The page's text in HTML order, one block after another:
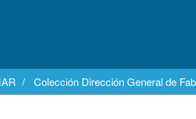
Colección Dirección General de